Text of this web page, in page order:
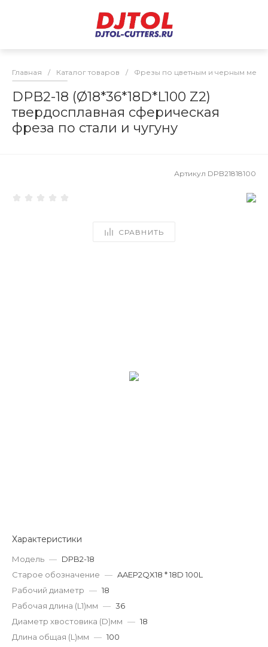
Главная / Каталог товаров / Фрезы по цветным и черным
DPB2-18 (Ø18*36*18D*L100 Z2)
твердосплавная сферическая
фреза по стали и чугуну
Артикул DPB21818100
СРАВНИТЬ
Характеристики
Модель — DPB2-18
Старое обозначение — AAEP2QX18 * 18D 100L
Рабочий диаметр — 18
Рабочая длина (L1)мм — 36
Диаметр хвостовика (D)мм — 18
Длина общая (L)мм — 100